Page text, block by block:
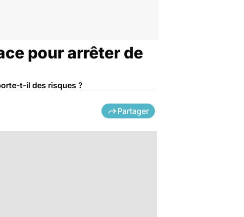
pour arrêter de
t-il des risques ?
Partager